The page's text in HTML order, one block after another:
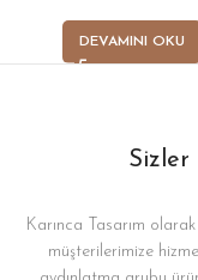
DEVAMINI OKU
Sizler
Karınca Tasarım
müşterilerimize